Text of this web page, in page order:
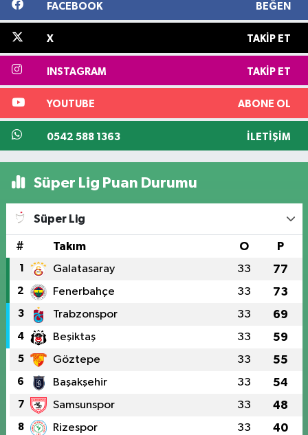
FACEBOOK BEĞEN
X TAKIP ET
INSTAGRAM TAKIP ET
YOUTUBE ABONE OL
0542 588 1363 İLETIŞIM
Süper Lig Puan Durumu
Süper Lig
# Takım O P
1 Galatasaray 33 77
2 Fenerbahçe 33 73
3 Trabzonspor 33 69
4 Beşiktaş 33 59
5 Göztepe 33 55
6 Başakşehir 33 54
7 Samsunspor 33 48
8 Rizespor 33 40